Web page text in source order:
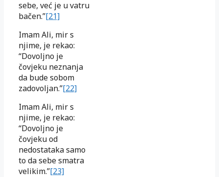
sebe, već je u vatru
bačen.”[21]
Imam Ali, mir s
njime, je rekao:
“Dovoljno je
čovjeku neznanja
da bude sobom
zadovoljan.”[22]
Imam Ali, mir s
njime, je rekao:
“Dovoljno je
čovjeku od
nedostataka samo
to da sebe smatra
velikim.”[23]